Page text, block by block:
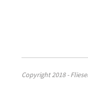
Copyright 2018 -